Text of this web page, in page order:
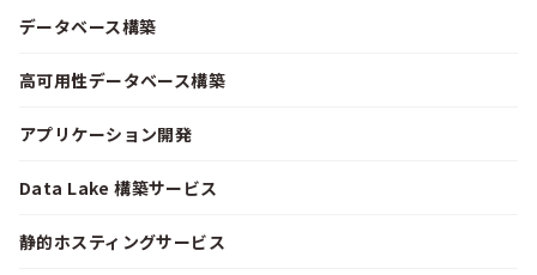
データベース構築
高可用性データベース構築
アプリケーション開発
Data Lake 構築サービス
静的ホスティングサービス